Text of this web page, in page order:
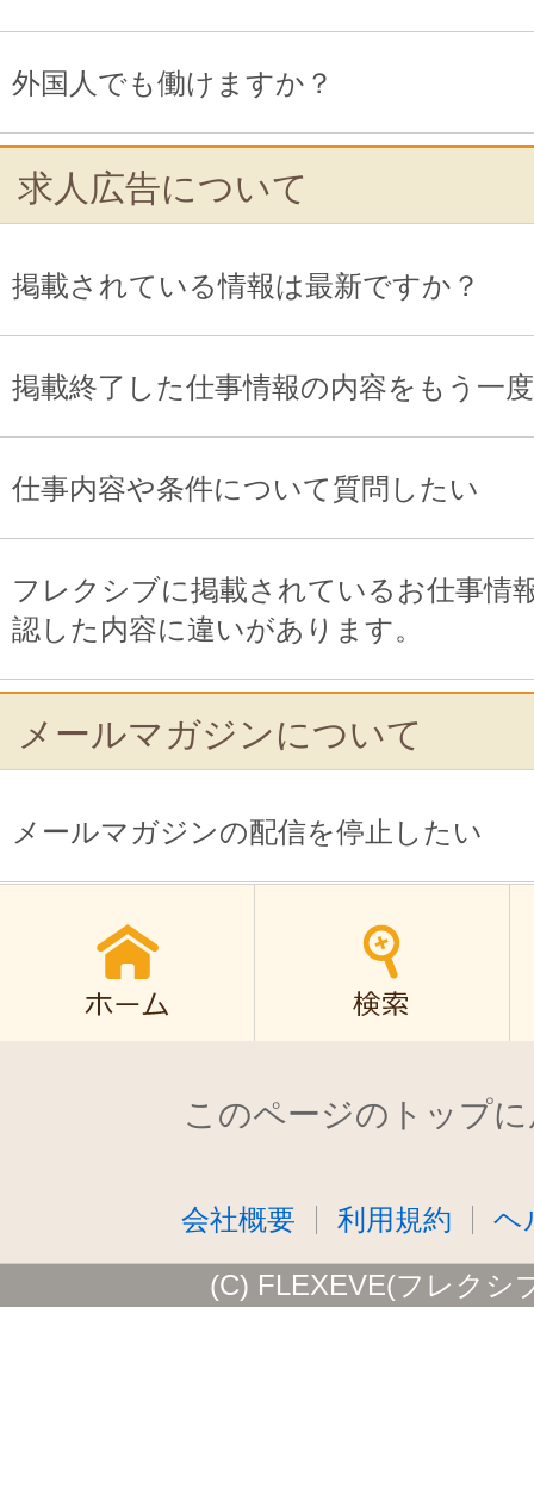
外国人でも働けますか？
求人広告について
掲載されている情報は最新ですか？
掲載終了した仕事情報の内容をもう一
仕事内容や条件について質問したい
フレクシブに掲載されているお仕事情
認した内容に違いがあります。
メールマガジンについて
メールマガジンの配信を停止したい
このページのトップ
会社概要 利用規約 ヘ
(C) FLEXEVE(フレクシ